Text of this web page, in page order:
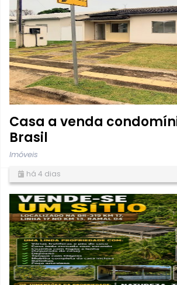
Casa a venda
Brasil
Imóveis
há 4 dias